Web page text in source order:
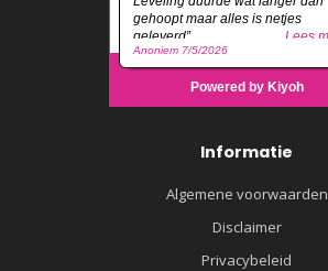
Informatie
Algemene voorwaarden
Disclaimer
Privacybeleid